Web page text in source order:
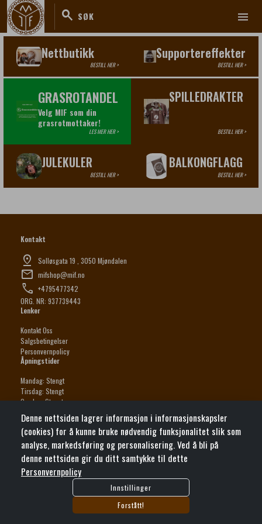
search SØK menu
Nettbutikk
BESTILL HER >
Supportereffekter
BESTILL HER >
GRASROTANDEL
Velg MIF som din
grasrotmottaker!
LES MER HER >
SPILLEDRAKTER
BESTILL HER >
JULEKULER
BESTILL HER >
BALKONGFLAGG
BESTILL HER >
Kontakt
pin_drop Solløsgata 19 , 3050 Mjøndalen
mail mifshop@mif.no
phone +4795477342
ORG. NR: 937739443
Lenker
Kontakt Oss
Salgsbetingelser
Personvernpolicy
Åpningstider
Mandag: Stengt
Tirsdag: Stengt
Onsdag:Stengt
Fredag: Stengt
Lørdag:Stengt
Søndag:Stengt
MIFshop
Vår nettbutikk tilbyr et bredt spekter av supporterartikler og treningstøy til
Butikken er stengt i dag. Kassen er deaktivert til vi er online igjen
Denne nettsiden lagrer informasjon i informasjonskapsler
(cookies) for å kunne bruke nødvendig funksjonalitet slik som
analyse, markedsføring og personalisering. Ved å bli på
denne nettsiden gir du ditt samtykke til dette
Personvernpolicy
Innstillinger
Forstått!